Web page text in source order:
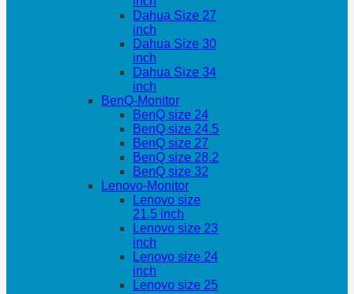
Dahua Size 27
inch
Dahua Size 30
inch
Dahua Size 34
inch
BenQ-Monitor
BenQ size 24
BenQ size 24.5
BenQ size 27
BenQ size 28.2
BenQ size 32
Lenovo-Monitor
Lenovo size
21.5 inch
Lenovo size 23
inch
Lenovo size 24
inch
Lenovo size 25